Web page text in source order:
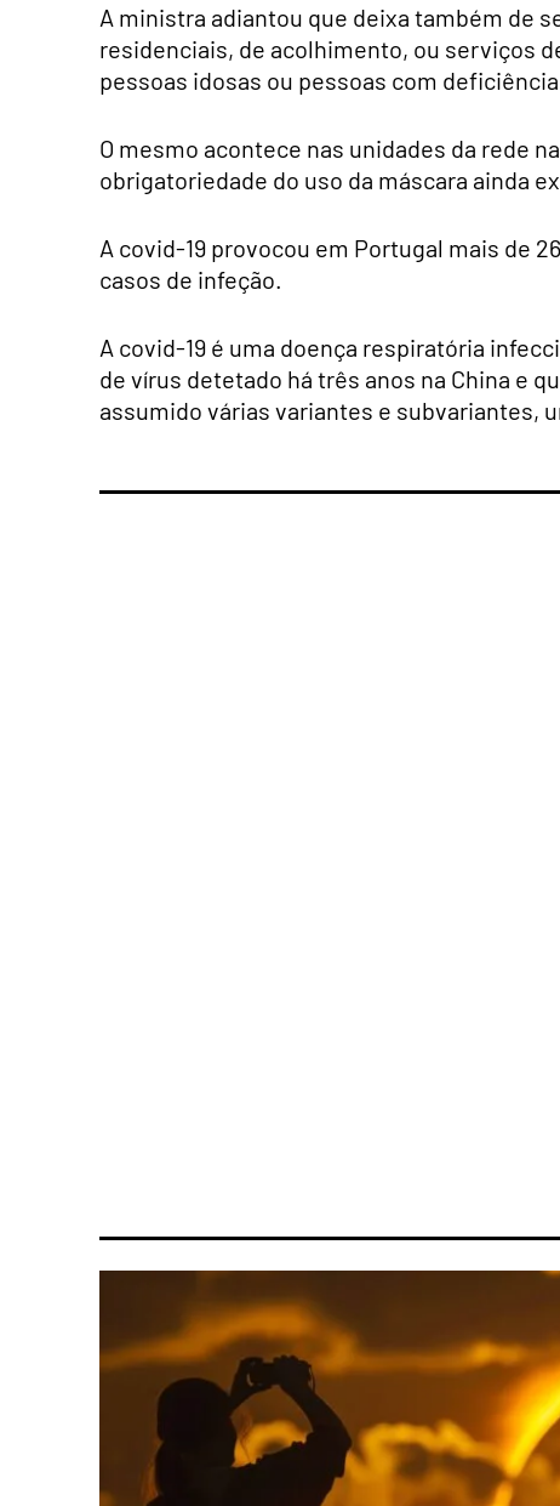
A ministra adiantou que deixa também de
residenciais, de acolhimento, ou serviços
pessoas idosas ou pessoas com deficiência.
O mesmo acontece nas unidades da rede
obrigatoriedade do uso da máscara ainda
A covid-19 provocou em Portugal mais de
casos de infeção.
A covid-19 é uma doença respiratória
de vírus detetado há três anos na China e
assumido várias variantes e subvariantes,